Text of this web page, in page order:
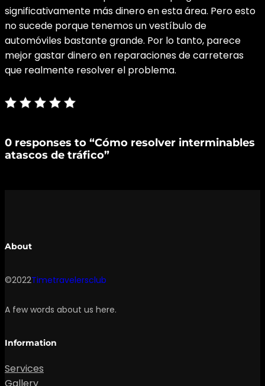
significativamente más dinero en esta área. Pero esto
no sucede porque tenemos un vestíbulo de
automóviles bastante grande. Por lo tanto, parece
mejor gastar dinero en reparaciones de carreteras
que realmente resolver el problema.
0 responses to “Cómo resolver interminables
atascos de tráfico”
About
©2022Timetravelersclub
A few words about us here.
Information
Services